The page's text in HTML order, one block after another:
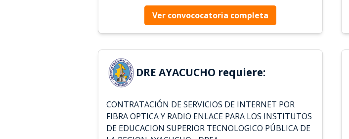
Ver convococatoria completa
DRE AYACUCHO requiere:
CONTRATACIÓN DE SERVICIOS DE INTERNET POR
FIBRA OPTICA Y RADIO ENLACE PARA LOS INSTITUTOS
DE EDUCACION SUPERIOR TECNOLOGICO PÚBLICA DE